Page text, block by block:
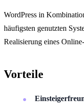
WordPress in
häufigsten genutzten
Realisierung eines
Vorteile